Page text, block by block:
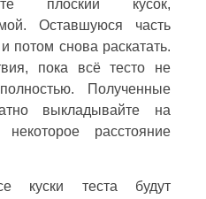
плоский кусок,
Оставшуюся часть
потом снова раскатать.
пока всё тесто не
Полученные
выкладывайте на
расстояние
куски теста будут